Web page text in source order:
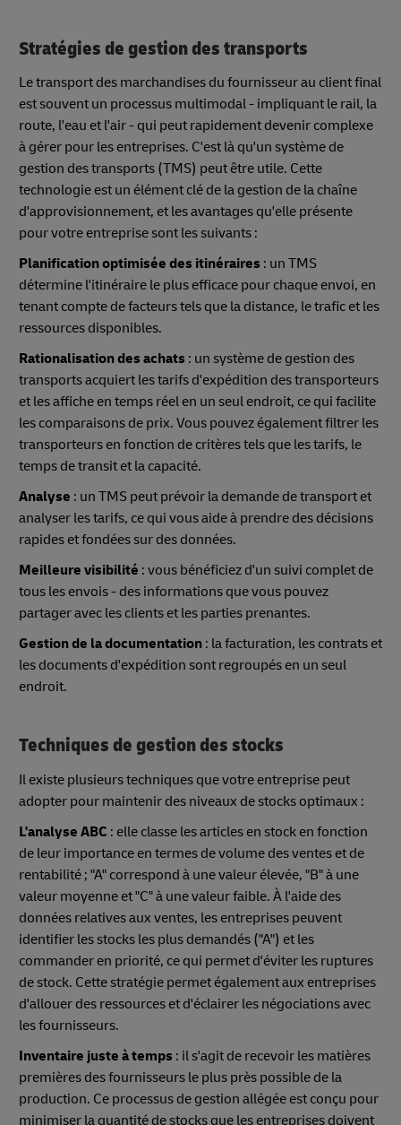
Stratégies de gestion des transports
Le transport des marchandises du fournisseur au client final
est souvent un processus multimodal - impliquant le rail, la
route, l'eau et l'air - qui peut rapidement devenir complexe
à gérer pour les entreprises. C'est là qu'un système de
gestion des transports (TMS) peut être utile. Cette
technologie est un élément clé de la gestion de la chaîne
d'approvisionnement, et les avantages qu'elle présente
pour votre entreprise sont les suivants :
Planification optimisée des itinéraires : un TMS
détermine l'itinéraire le plus efficace pour chaque envoi, en
tenant compte de facteurs tels que la distance, le trafic et les
ressources disponibles.
Rationalisation des achats : un système de gestion des
transports acquiert les tarifs d'expédition des transporteurs
et les affiche en temps réel en un seul endroit, ce qui facilite
les comparaisons de prix. Vous pouvez également filtrer les
transporteurs en fonction de critères tels que les tarifs, le
temps de transit et la capacité.
Analyse : un TMS peut prévoir la demande de transport et
analyser les tarifs, ce qui vous aide à prendre des décisions
rapides et fondées sur des données.
Meilleure visibilité : vous bénéficiez d'un suivi complet de
tous les envois - des informations que vous pouvez
partager avec les clients et les parties prenantes.
Gestion de la documentation : la facturation, les contrats et
les documents d'expédition sont regroupés en un seul
endroit.
Techniques de gestion des stocks
Il existe plusieurs techniques que votre entreprise peut
adopter pour maintenir des niveaux de stocks optimaux :
L'analyse ABC : elle classe les articles en stock en fonction
de leur importance en termes de volume des ventes et de
rentabilité ; "A" correspond à une valeur élevée, "B" à une
valeur moyenne et "C" à une valeur faible. À l'aide des
données relatives aux ventes, les entreprises peuvent
identifier les stocks les plus demandés ("A") et les
commander en priorité, ce qui permet d'éviter les ruptures
de stock. Cette stratégie permet également aux entreprises
d'allouer des ressources et d'éclairer les négociations avec
les fournisseurs.
Inventaire juste à temps : il s'agit de recevoir les matières
premières des fournisseurs le plus près possible de la
production. Ce processus de gestion allégée est conçu pour
minimiser la quantité de stocks que les entreprises doivent